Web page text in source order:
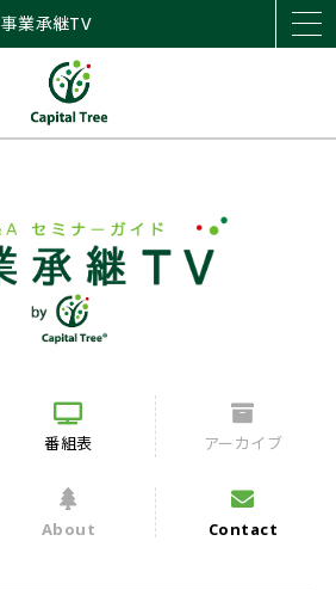
事業承継TV
番組表 アーカイブ
About Contact